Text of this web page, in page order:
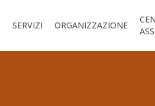
SERVIZI ORGANIZZAZIONE